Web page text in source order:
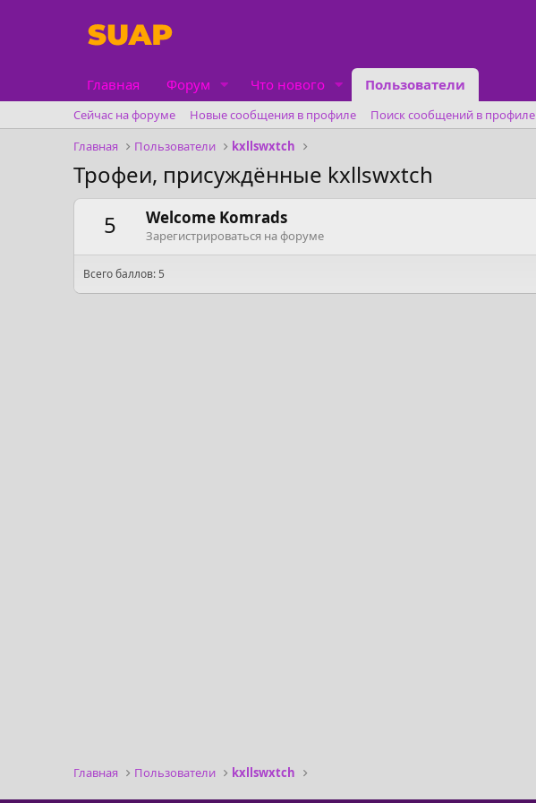
Главная Форум Что нового Пользователи
Сейчас на форуме Новые сообщения в профиле Поиск сообщений в профиле
Главная
Пользователи kxllswxtch
Трофеи, присуждённые kxllswxtch
5
Welcome Komrads
Зарегистрироваться на форуме
Всего баллов: 5
Главная Пользователи kxllswxtch